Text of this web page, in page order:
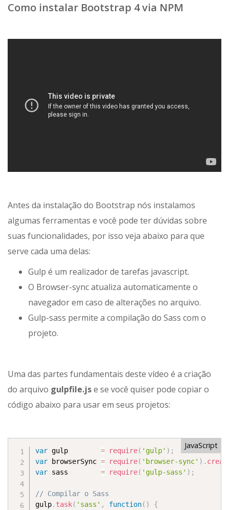
Como instalar Bootstrap 4 via NPM
Antes da instalação do Bootstrap nós instalamos
algumas ferramentas e você pode ter dúvidas sobre
suas funcionalidades, por isso veja abaixo para que
serve cada uma delas:
Gulp é um realizador de tarefas javascript.
O Browser-sync atualiza automaticamente o
navegador em caso de alterações no arquivo.
Gulp-sass permite a compilação do Sass com o
projeto.
Uma das partes fundamentais deste vídeo é a criação
do arquivo gulpfile.jse se você quiser pode copiar o
código abaixo para usar em seus projetos:
JavaScript
var gulp = require( 'gulp' ) ;
var browserSync = require( 'browser-sync' ) .
var sass = require( 'gulp-sass' ) ;
// Compilar o Sass
gulp. task( 'sass' , function( ) {